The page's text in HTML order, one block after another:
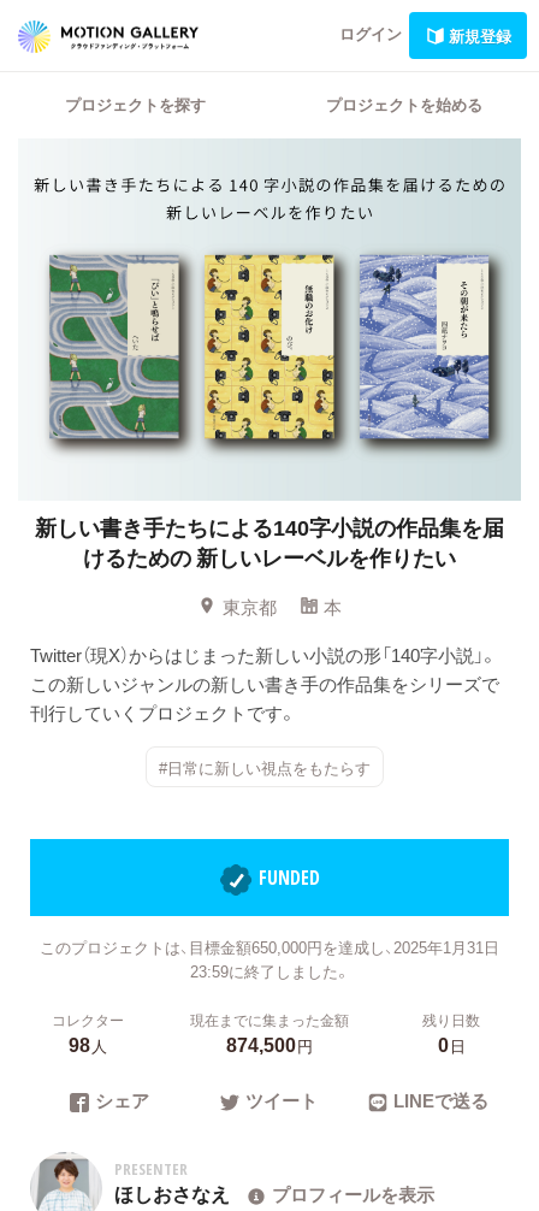
ログイン 新規登録
プロジェクトを探す プロジェクトを始める
新しい書き手たちによる140字小説の作品集を届
けるための新しいレーベルを作りたい
東京都
本
Twitter（現X）からはじまった新しい小説の形「140字小説」。
この新しいジャンルの新しい書き手の作品集をシリーズで
刊行していくプロジェクトです。
#日常に新しい視点をもたらす
FUNDED
このプロジェクトは、目標金額650,000円を達成し、2025年1月31日
23:59に終了しました。
コレクター
98人
現在までに集まった金額
874,500円
残り日数
0日
シェア ツイート LINEで送る
PRESENTER
ほしおさなえ プロフィールを表示